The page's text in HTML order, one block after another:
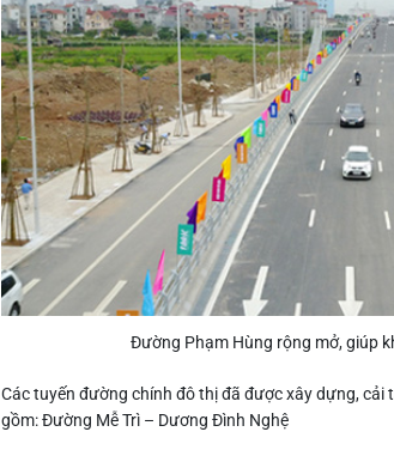
Đường Phạm Hùng rộng mở, giúp
Các tuyến đường chính đô thị đã được xây dựng,
gồm: Đường Mễ Trì – Dương Đình Nghệ